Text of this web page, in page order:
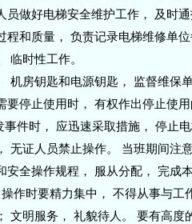
做好电梯安全维护工作， 及时
和质量， 负责记录电梯维修单
临时性工作。
机房钥匙和电源钥匙， 监督维保
停止使用时， 有权作出停止使
件时， 应迅速采取措施， 停止
无证人员禁止操作。 当班期间注
全操作规程， 服从分配， 完成本
作时要精力集中， 不得从事与工
文明服务， 礼貌待人。 要有高度